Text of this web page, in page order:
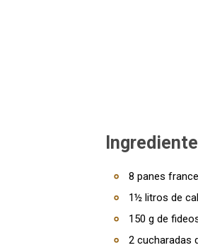
8 panes
1½ litros de
150 g de
2 cucharadas